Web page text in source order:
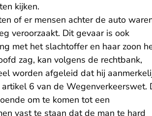
kijken.
of er mensen achter de auto
veroorzaakt. Dit gevaar is ook
met het slachtoffer en haar zoon
zag, kan volgens de rechtbank,
worden afgeleid dat hij
6 van de Wegenverkeerswet.
om te komen tot een
vast te staan dat de man te hard